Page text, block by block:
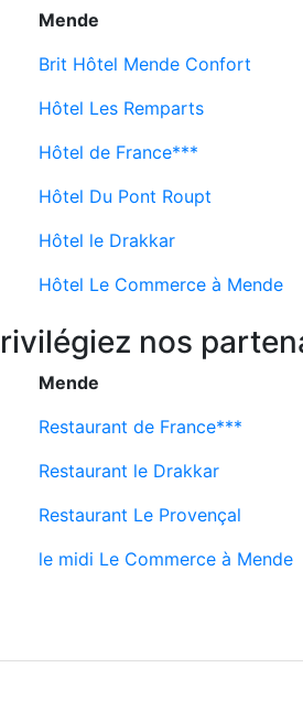
Mende
Brit Hôtel Mende Confort
Hôtel Les Remparts
Hôtel de France***
Hôtel Du Pont Roupt
Hôtel le Drakkar
Hôtel Le Commerce à Mende
nos
Mende
Restaurant de France***
Restaurant le Drakkar
Restaurant Le Provençal
le midi Le Commerce à Mende